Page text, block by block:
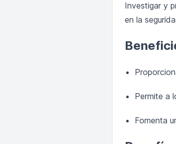
Investigar y
en la
Permite a
Fomenta